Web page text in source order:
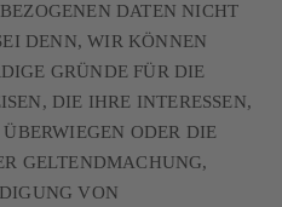
DATEN NICHT
DENN, WIR KÖNNEN
GRÜNDE FÜR DIE
DIE IHRE INTERESSEN,
ODER DIE
GELTENDMACHUNG,
VON